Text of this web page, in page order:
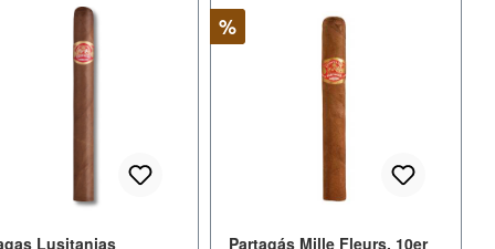
Lusitanias
Rabatt
%
Partagás Mille Fleurs, 10er